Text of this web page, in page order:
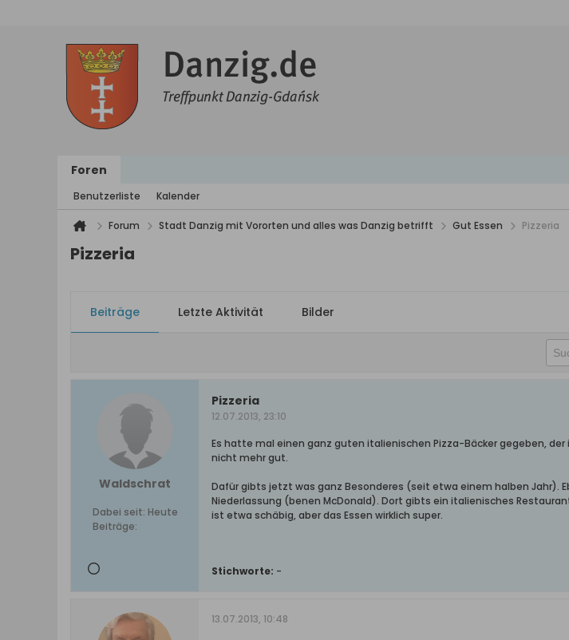
Foren
Benutzerliste Kalender
Forum Stadt Danzig mit Vororten und alles was Danzig betrifft Gut Essen Pizzeria
Pizzeria
Beiträge Letzte Aktivität Bilder
Waldschrat
Dabei seit: Heute
Beiträge:
Pizzeria
12.07.2013, 23:10
Es hatte mal einen ganz guten italienischen Pizza-Bäcker gegeben,
nicht mehr gut.
Dafür gibts jetzt was ganz Besonderes (seit etwa einem halben Jahr).
Niederlassung (benen McDonald). Dort gibts ein italienisches
ist etwa schäbig, aber das Essen wirklich super.
Stichworte: -
13.07.2013, 10:48